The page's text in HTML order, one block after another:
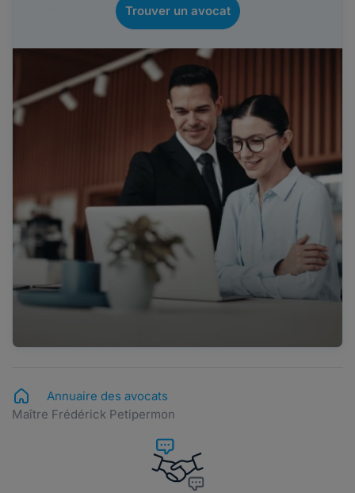
Trouver un avocat
Annuaire des avocats
Maître Frédérick Petipermon